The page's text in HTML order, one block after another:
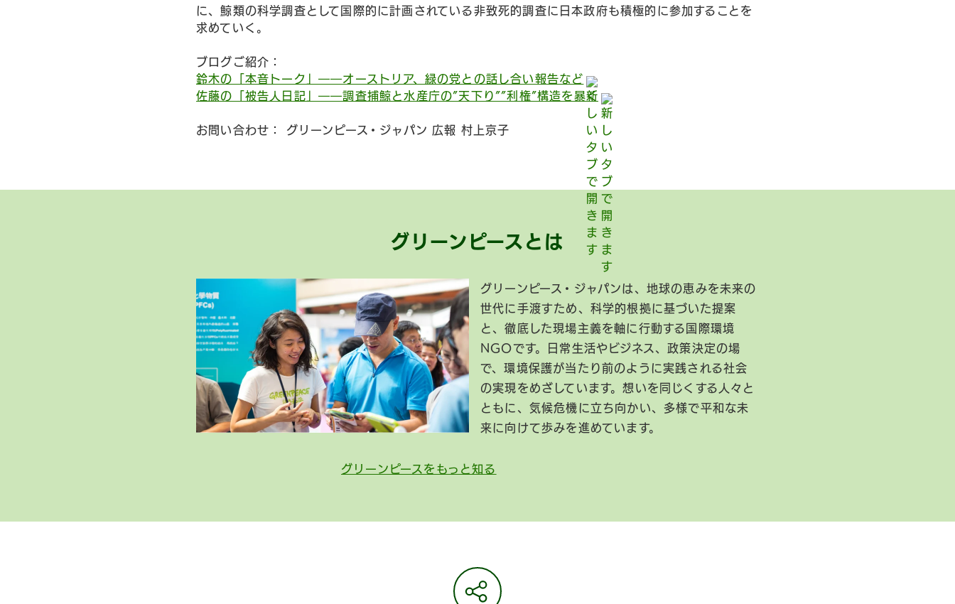
に、鯨類の科学調査として国際的に計画されている非致死的調査に日本政府も積極的に参加することを
求めていく。
ブログご紹介：
鈴木の「本音トーク」――オーストリア、緑の党との話し合い報告など
佐藤の「被告人日記」――調査捕鯨と水産庁の”天下り””利権”構造を暴く
お問い合わせ： グリーンピース・ジャパン 広報 村上京子
グリーンピースとは
グリーンピース・ジャパンは、地球の恵みを未来の
世代に手渡すため、科学的根拠に基づいた提案
と、徹底した現場主義を軸に行動する国際環境
NGOです。日常生活やビジネス、政策決定の場
で、環境保護が当たり前のように実践される社会
の実現をめざしています。想いを同じくする人々と
ともに、気候危機に立ち向かい、多様で平和な未
来に向けて歩みを進めています。
グリーンピースをもっと知る